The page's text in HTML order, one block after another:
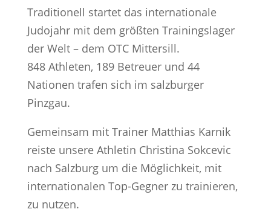
Traditionell startet das internationale
Judojahr mit dem größten Trainingslager
der Welt – dem OTC Mittersill.
848 Athleten, 189 Betreuer und 44
Nationen trafen sich im salzburger
Pinzgau.
Gemeinsam mit Trainer Matthias Karnik
reiste unsere Athletin Christina Sokcevic
nach Salzburg um die Möglichkeit, mit
internationalen Top-Gegner zu trainieren,
zu nutzen.